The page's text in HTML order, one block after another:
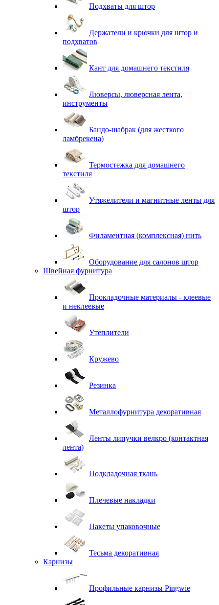
Подхваты для штор
Держатели и крючки для штор и
подхватов
Кант для домашнего текстиля
Люверсы, люверсная лента,
инструменты
Бандо-шабрак (для жесткого
ламбрекена)
Термостежка для домашнего
текстиля
Утяжелители и магнитные ленты для
штор
Филаментная (комплексная) нить
Оборудование для салонов штор
Швейная фурнитура
Прокладочные материалы - клеевые
и неклеевые
Утеплители
Кружево
Резинка
Металлофурнитура декоративная
Ленты липучки велкро (контактная
лента)
Подкладочная ткань
Плечевые накладки
Пакеты упаковочные
Тесьма декоративная
Карнизы
Профильные карнизы Pingwie